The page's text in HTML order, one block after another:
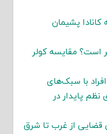
کانادا پشیمان
است؟ مقایسه کولر
با سبک‌های
نظم پایدار در
از غرب تا شرق